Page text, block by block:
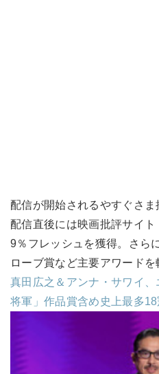
配信が開始されるやすぐさま
配信直後には映画批評サイ
9％フレッシュを獲得。さら
ローブ賞など主要アワードを
真田広之＆アンナ・サワイ
将軍」作品賞含め史上最多